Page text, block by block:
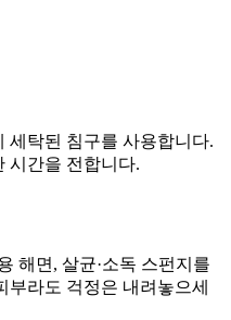
세탁된 침구를 사용합니다.
시간을 전합니다.
해면, 살균·소독 스펀지를
부라도 걱정은 내려놓으세